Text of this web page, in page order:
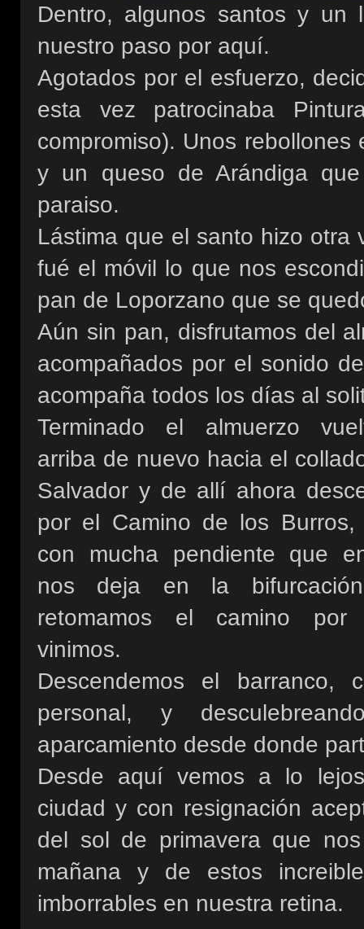
Dentro, algunos santos y un
nuestro paso por aquí.
Agotados por el esfuerzo,
esta vez patrocinaba
compromiso). Unos
y un queso de Arándiga
paraiso.
Lástima que el santo hizo
fué el móvil lo que nos
pan de Loporzano que se
Aún sin pan, disfrutamos del
acompañados por el sonido
acompaña todos los días al
Terminado el almuerzo
arriba de nuevo hacia el
Salvador y de allí ahora
por el Camino de los Burros,
con mucha pendiente que
nos deja en la
retomamos el camino
vinimos.
Descendemos el barranco,
personal, y
aparcamiento desde donde
Desde aquí vemos a lo
ciudad y con resignación
del sol de primavera que
mañana y de estos
imborrables en nuestra retina.